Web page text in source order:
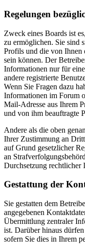
Regelungen
Zweck eines Boards ist
zu ermöglichen. Sie sind
Profils und die von Ihnen
sein können. Der
Informationen nur für
andere registrierte
Wenn Sie Fragen dazu
Informationen im Forum
Mail-Adresse aus Ihrem
und von ihm beauftragte
Andere als die oben
Ihrer Zustimmung an
auf Grund gesetzlicher
an
Durchsetzung rechtlicher
Gestattung der
Sie gestatten dem
angegebenen
Übermittlung zentraler
ist. Darüber hinaus
sofern Sie dies in Ihrem